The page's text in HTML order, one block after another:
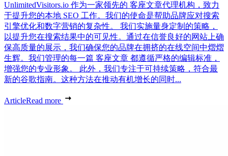
UnlimitedVisitors.io 作为一家领先的 客座文章代理机构，致力
于提升您的本地 SEO 工作。我们的使命是帮助品牌应对搜索
引擎优化和数字营销的复杂性。 我们实施量身定制的策略，
以提升您在搜索结果中的可见性。通过在信誉良好的网站上确
保高质量的展示，我们确保您的品牌在拥挤的在线空间中熠熠
生辉。我们管理的每一篇 客座文章 都遵循严格的编辑标准，
增强您的专业形象。 此外，我们专注于可持续策略，符合最
新的谷歌指南。这种方法在推动有机增长的同时...
ArticleRead more